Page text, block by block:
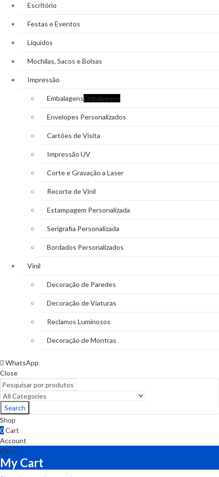
Escritório
Festas e Eventos
Líquidos
Mochilas, Sacos e Bolsas
Impressão
EmbalagensEmbalagens
Envelopes Personalizados
Cartões de Visita
Impressão UV
Corte e Gravação a Laser
Recorte de Vinil
Estampagem Personalizada
Serigrafia Personalizada
Bordados Personalizados
Vinil
Decoração de Paredes
Decoração de Viaturas
Reclamos Luminosos
Decoração de Montras
WhatsApp
Close
Search
Shop
0Cart
Account
Close
My Cart